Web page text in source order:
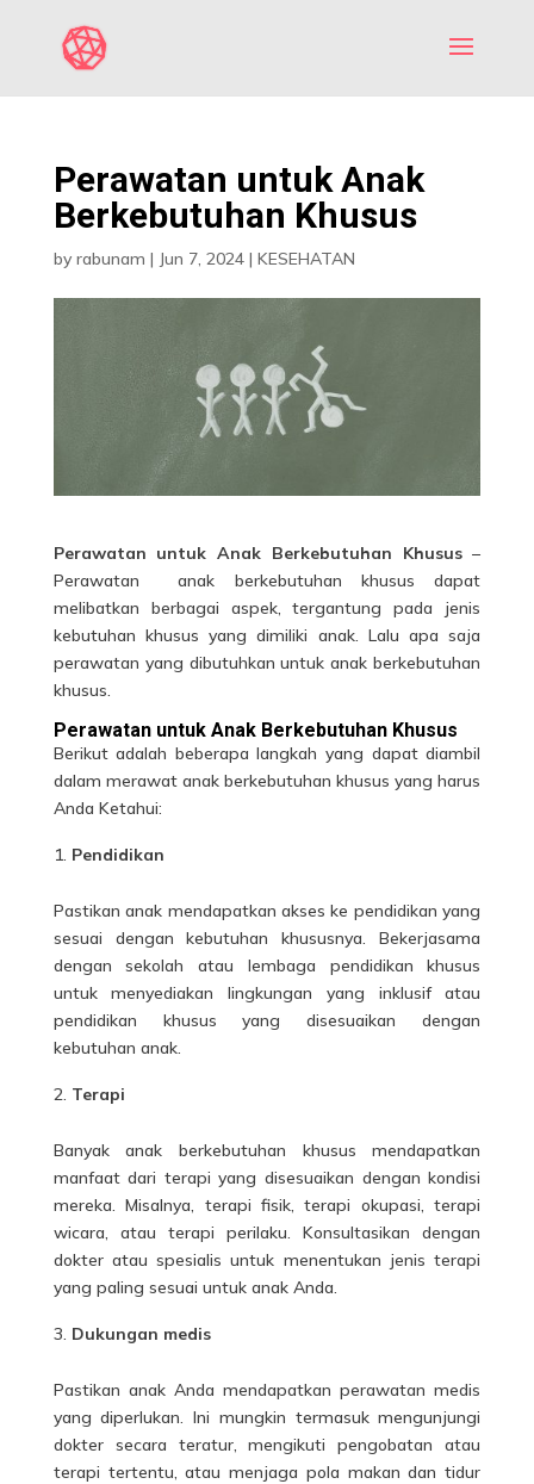
Perawatan untuk Anak
Berkebutuhan Khusus
by rabunam | Jun 7, 2024| KESEHATAN
Perawatan untuk Anak Berkebutuhan Khusus–
Perawatan anak berkebutuhan khusus dapat
melibatkan berbagai aspek, tergantung pada jenis
kebutuhan khusus yang dimiliki anak. Lalu apa saja
perawatan yang dibutuhkan untuk anak berkebutuhan
khusus.
Perawatan untuk Anak Berkebutuhan Khusus
Berikut adalah beberapa langkah yang dapat diambil
dalam merawat anakberkebutuhan khusus yang harus
Anda Ketahui:
Pendidikan
Pastikananak mendapatkan akses ke pendidikan yang
sesuai dengan kebutuhan khususnya. Bekerjasama
dengan sekolah atau lembaga pendidikan khusus
untuk menyediakan lingkungan yang inklusif atau
pendidikan khusus yang disesuaikan dengan
kebutuhan anak.
Terapi
Banyak anak berkebutuhan khusus mendapatkan
manfaat dari terapi yang disesuaikan dengan kondisi
mereka. Misalnya, terapi fisik, terapi okupasi, terapi
wicara, atau terapi perilaku. Konsultasikan dengan
dokter atau spesialis untuk menentukan jenis terapi
yang paling sesuai untuk anak Anda.
Dukungan medis
Pastikan anak Anda mendapatkan perawatan medis
yang diperlukan. Ini mungkin termasuk mengunjungi
dokter secara teratur, mengikuti pengobatan atau
terapi tertentu, atau menjaga pola makan dan tidur